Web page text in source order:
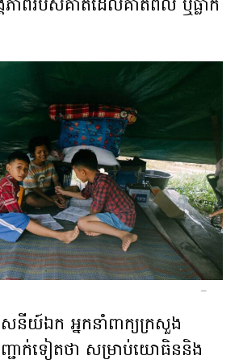
ភាពរបស់គាត់ដែលគាត់ពលី ឬធ្លាក់
–
នីយ៍ឯក អ្នកនាំពាក្យក្រសួង
ញ្ជាក់ទៀតថា សម្រាប់យោធិននិង